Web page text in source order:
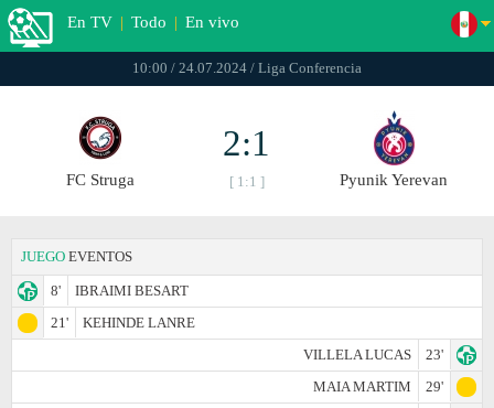
En TV | Todo | En vivo
10:00 / 24.07.2024 / Liga Conferencia
FC Struga
2:1
[ 1:1 ] Pyunik Yerevan
JUEGO EVENTOS
8'
IBRAIMI BESART
21'
KEHINDE LANRE
VILLELA LUCAS
23'
MAIA MARTIM
29'